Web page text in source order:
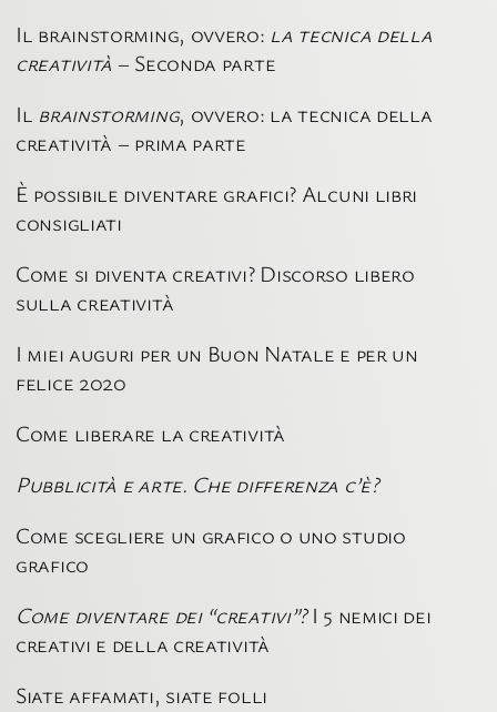
Il brainstorming, ovvero: la tecnica della
creatività – Seconda parte
Il brainstorming, ovvero: la tecnica della
creatività – prima parte
È possibile diventare grafici? Alcuni libri
consigliati
Come si diventa creativi? Discorso libero
sulla creatività
I miei auguri per un Buon Natale e per un
felice 2020
Come liberare la creatività
Pubblicità e arte. Che differenza c’è?
Come scegliere un grafico o uno studio
grafico
Come diventare dei “creativi”?I 5 nemici dei
creativi e della creatività
Siate affamati, siate folli